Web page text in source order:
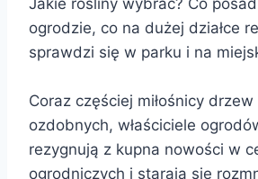
ogrodzie, co na dużej działce
sprawdzi się w parku i na
Coraz częściej miłośnicy
ozdobnych, właściciele
rezygnują z kupna nowości w
ogrodniczych i starają się